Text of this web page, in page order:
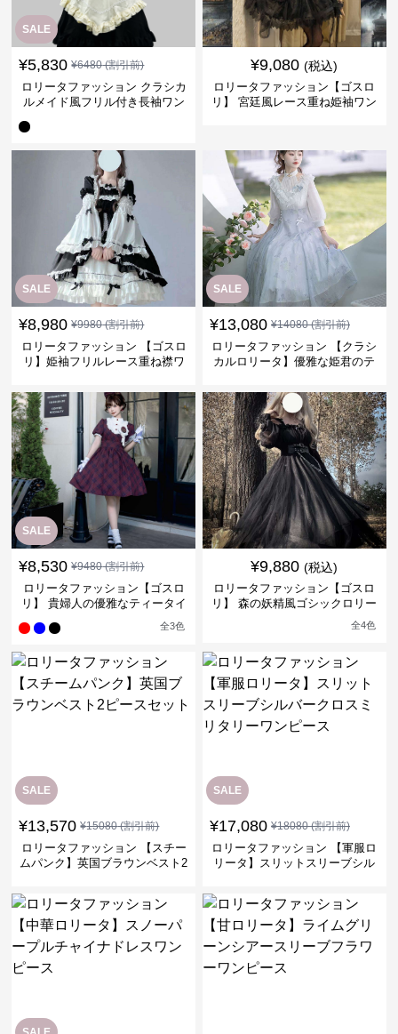
SALE
¥5,830 ¥6480(割引前)
ロリータファッション クラシカ
ルメイド風フリル付き長袖ワン
¥9,080 (税込)
ロリータファッション【ゴスロ
リ】 宮廷風レース重ね姫袖ワン
SALE
¥8,980 ¥9980(割引前)
ロリータファッション 【ゴスロ
リ】姫袖フリルレース重ね襟ワ
SALE
¥13,080 ¥14080(割引前)
ロリータファッション 【クラシ
カルロリータ】優雅な姫君のテ
SALE
¥8,530 ¥9480(割引前)
ロリータファッション【ゴスロ
リ】 貴婦人の優雅なティータイ
全3色
¥9,880 (税込)
ロリータファッション【ゴスロ
リ】 森の妖精風ゴシックロリー
全4色
SALE
¥13,570 ¥15080(割引前)
ロリータファッション 【スチー
ムパンク】英国ブラウンベスト2
SALE
¥17,080 ¥18080(割引前)
ロリータファッション 【軍服ロ
リータ】スリットスリーブシル